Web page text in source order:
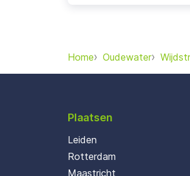
Home Oudewater
Plaatsen
Leiden
Rotterdam
Maastricht